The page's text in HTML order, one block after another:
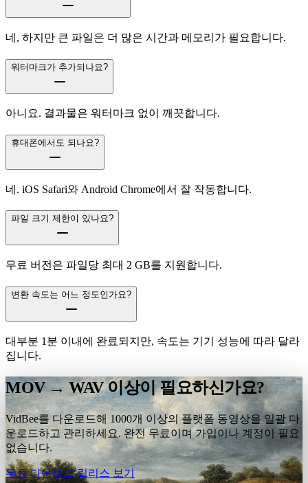
네, 하지만 큰 파일은 더 많은 시간과 메모리가 필요합니다.
워터마크가 추가되나요?
아니요. 결과물은 워터마크 없이 깨끗합니다.
휴대폰에서도 되나요?
네. iOS Safari와 Android Chrome에서 잘 작동합니다.
파일 크기 제한이 있나요?
무료 버전은 파일당 최대 2 GB를 지원합니다.
변환 속도는 어느 정도인가요?
대부분 1분 이내에 완료되지만, 속도는 기기 성능에 따라 달라
집니다.
MOV → WAV 이상이 필요하신가요?
VidBee를 다운로드해 1000개 이상의 플랫폼 동영상을 일괄 다
운로드하고 관리하세요. 완전 무료이며 가입이나 계정이 필요
없습니다.
무료 다운로드릴리스 보기